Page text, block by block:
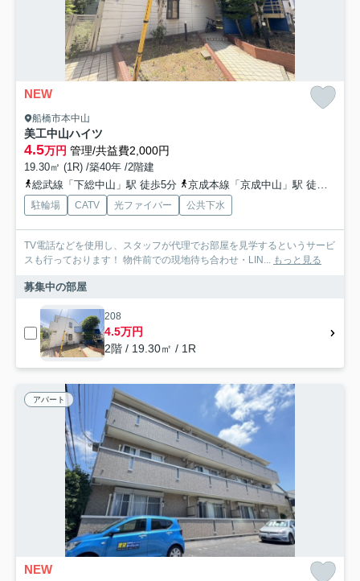
NEW
船橋市本中山
美工中山ハイツ
4.5万円 管理/共益費2,000円
19.30㎡ (1R) /築40年 /2階建
総武線「下総中山」駅 徒歩5分
京成本線「京成中山」駅 徒歩8分
駐輪場 CATV 光ファイバー 公共下水
TV電話などを使用し、スタッフが代理でお部屋を見学するというサービ
スも行っております！ 物件前での現地待ち合わせ・LIN... もっと見る
募集中の部屋
208
4.5万円
2階 / 19.30㎡ / 1R
アパート
NEW